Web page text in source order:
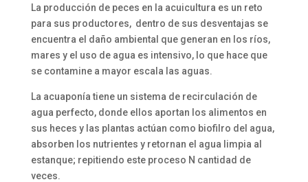
La producción de peces en la acuicultura es un reto
para sus productores, dentro de sus desventajas se
encuentra el daño ambiental que generan en los ríos,
mares y el uso de agua es intensivo, lo que hace que
se contamine a mayor escala las aguas.
La acuaponía tiene un sistema de recirculación de
agua perfecto, donde ellos aportan los alimentos en
sus heces y las plantas actúan como biofilro del agua,
absorben los nutrientes y retornan el agua limpia al
estanque; repitiendo este proceso N cantidad de
veces.